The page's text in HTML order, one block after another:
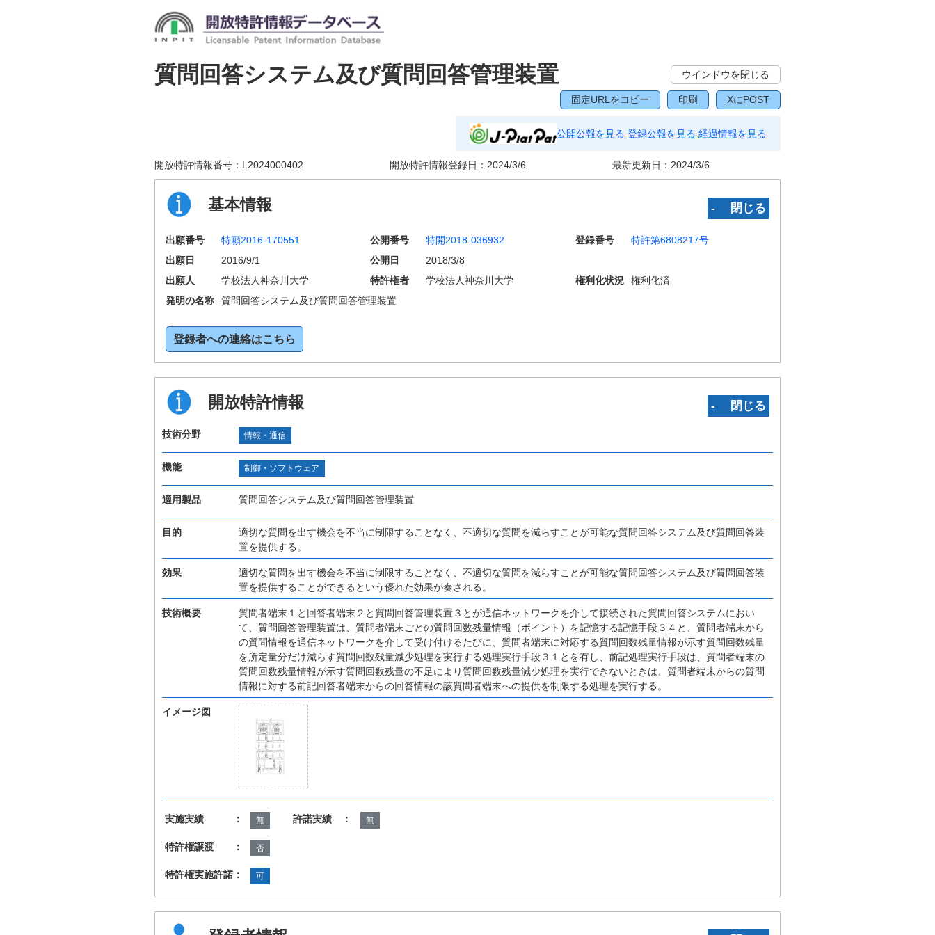
質問回答システム及び質問回答管理装置 ウインドウを閉じる
固定URLをコピー 印刷 XにPOST
公開公報を見る 登録公報を見る 経過情報を見る
開放特許情報番号： L2024000402 開放特許情報登録日： 2024/3/6 最新更新日： 2024/3/6
基本情報 ‐ 閉じる
出願番号 特願2016-170551 公開番号 特開2018-036932 登録番号
特許第6808217号
出願日
2016/9/1 公開日
2018/3/8
出願人
学校法人神奈川大学 特許権者 学校法人神奈川大学 権利化状況
権利化済
発明の名称
質問回答システム及び質問回答管理装置
登録者への連絡はこちら
開放特許情報 ‐ 閉じる
技術分野 情報・通信
機能 制御・ソフトウェア
適用製品 質問回答システム及び質問回答管理装置
目的
適切な質問を出す機会を不当に制限することなく、不適切な質問を減らすことが可能な質問回答システム及び質問回答装
置を提供する。
効果
適切な質問を出す機会を不当に制限することなく、不適切な質問を減らすことが可能な質問回答システム及び質問回答装
置を提供することができるという優れた効果が奏される。
技術概要
質問者端末１と回答者端末２と質問回答管理装置３とが通信ネットワークを介して接続された質問回答システムにおい
て、質問回答管理装置は、質問者端末ごとの質問回数残量情報（ポイント）を記憶する記憶手段３４と、質問者端末から
の質問情報を通信ネットワークを介して受け付けるたびに、質問者端末に対応する質問回数残量情報が示す質問回数残量
を所定量分だけ減らす質問回数残量減少処理を実行する処理実行手段３１とを有し、前記処理実行手段は、質問者端末の
質問回数残量情報が示す質問回数残量の不足により質問回数残量減少処理を実行できないときは、質問者端末からの質問
情報に対する前記回答者端末からの回答情報の該質問者端末への提供を制限する処理を実行する。
イメージ図
実施実績 ： 無 許諾実績 ： 無
特許権譲渡 ： 否
特許権実施許諾： 可